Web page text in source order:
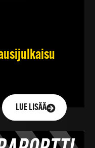
LUE LISÄÄ